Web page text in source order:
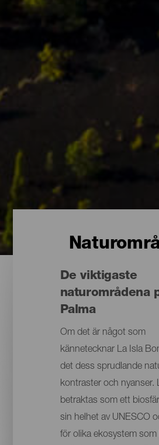
De viktigaste
naturområdena
Palma
Om det är något som
kännetecknar La Isla
det dess sprudlande
kontraster och nyanser.
betraktas som ett
sin helhet av UNESCO
för olika ekosystem som